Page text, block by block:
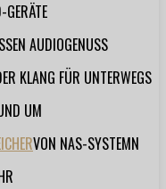
GERÄTE
AUDIOGENUSS
KLANG FÜR UNTERWEGS
UM
VON NAS-SYSTEMN